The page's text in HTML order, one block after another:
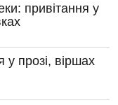
привітання у
прозі, віршах